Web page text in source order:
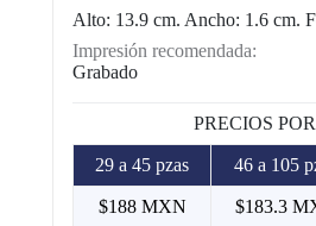
Alto: 13.9 cm. Ancho: 1.6 cm.
Impresión recomendada:
Grabado
PRECIOS
29 a 45 pzas 46 a 105
$188 MXN $183.3